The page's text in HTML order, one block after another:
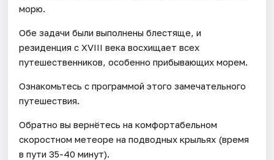
морю.
Обе задачи были выполнены блестяще, и
резиденция с XVIII века восхищает всех
путешественников, особенно прибывающих морем.
Ознакомьтесь с программой этого замечательного
путешествия.
Обратно вы вернётесь на комфортабельном
скоростном метеоре на подводных крыльях (время
в пути 35-40 минут).